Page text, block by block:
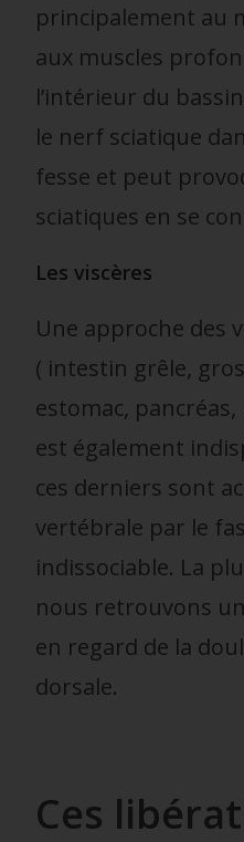
principalement au
aux muscles
l’intérieur du
le nerf sciatique
fesse et peut
sciatiques en se
Les viscères
Une approche des
( intestin grêle,
estomac,
est également
ces derniers sont
vertébrale par le
indissociable. La
nous retrouvons
en regard de la
dorsale.
Ces